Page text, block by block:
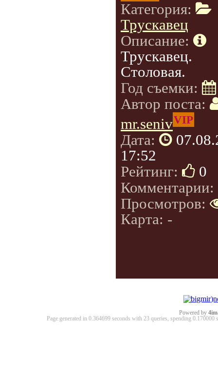
Категория:
Трускавец
Описание:
Трускавец.
Столовая.
Год съемки:
Автор поста:
mr.senivVIP
Дата:
17:52
Рейтинг:
0
Комментарии:
Просмотров:
Карта: -
Powered by
Page generated in 0.364699 seconds with 23 queries, spending